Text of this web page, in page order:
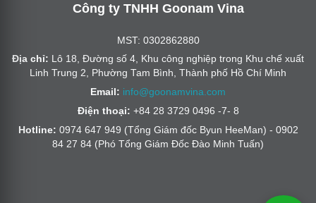
Công ty TNHH Goonam Vina
MST: 0302862880
Địa chỉ: Lô 18, Đường số 4, Khu công nghiệp trong Khu chế xuất
Linh Trung 2, Phường Tam Bình, Thành phố Hồ Chí Minh
Email: info@goonamvina.com
Điện thoại: +84 28 3729 0496 -7- 8
Hotline: 0974 647 949 (Tổng Giám đốc Byun HeeMan) - 0902
84 27 84 (Phó Tổng Giám Đốc Đào Minh Tuấn)